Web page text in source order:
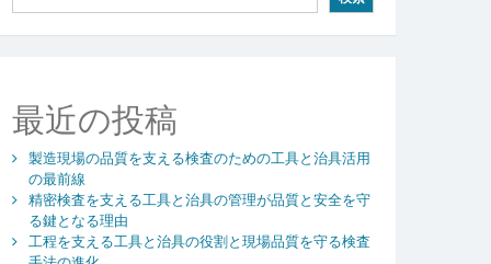
最近の投稿
製造現場の品質を支える検査のための工具と治具活用
の最前線
精密検査を支える工具と治具の管理が品質と安全を守
る鍵となる理由
工程を支える工具と治具の役割と現場品質を守る検査